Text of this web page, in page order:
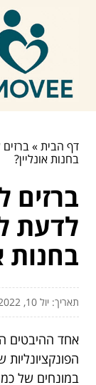
דף הבית»
בחנות אונליין?
לדעת
בחנות
תאריך: יול 10, 2022
אחד ההיבטים
במונחים של